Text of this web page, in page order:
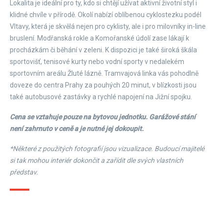
Lokalita je ideální pro ty, kdo si chtějí užívat aktivní životní styl i
klidné chvíle v přírodě. Okolí nabízí oblíbenou cyklostezku podél
Vltavy, která je skvělá nejen pro cyklisty, ale i pro milovníky in-line
bruslení. Modřanská rokle a Komořanské údolí zase lákají k
procházkám či běhání v zeleni. K dispozici je také široká škála
sportovišť, tenisové kurty nebo vodní sporty v nedalekém
sportovním areálu Žluté lázně. Tramvajová linka vás pohodlně
doveze do centra Prahy za pouhých 20 minut, v blízkosti jsou
také autobusové zastávky a rychlé napojení na Jižní spojku.
Cena se vztahuje pouze na bytovou jednotku. Garážové stání
není zahrnuto v ceně a je nutné jej dokoupit.
*Některé z použitých fotografií jsou vizualizace. Budoucí majitelé
si tak mohou interiér dokončit a zařídit dle svých vlastních
představ.